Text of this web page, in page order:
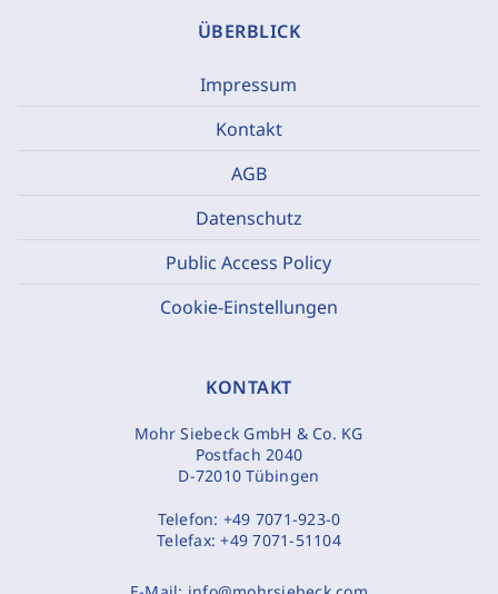
ÜBERBLICK
Impressum
Kontakt
AGB
Datenschutz
Public Access Policy
Cookie-Einstellungen
KONTAKT
Mohr Siebeck GmbH & Co. KG
Postfach 2040
D-72010 Tübingen
Telefon: +49 7071-923-0
Telefax:+49 7071-51104